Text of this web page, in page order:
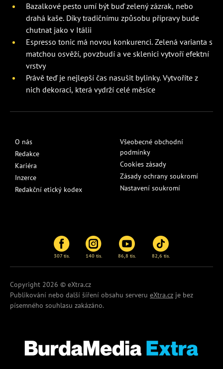
Bazalkové pesto umí být buď zelený zázrak, nebo
drahá kaše. Díky tradičnímu způsobu přípravy bude
chutnat jako v Itálii
Espresso tonic má novou konkurenci. Zelená varianta s
matchou osvěží, povzbudí a ve sklenici vytvoří efektní
vrstvy
Právě teď je nejlepší čas nasušit bylinky. Vytvoříte z
nich dekoraci, která vydrží celé měsíce
O nás
Redakce
Kariéra
Inzerce
Redakční etický kodex
Všeobecné obchodní
podmínky
Cookies zásady
Zásady ochrany soukromí
Nastavení soukromí
307 tis. 140 tis. 86,8 tis. 82,6 tis.
Copyright 2026 © eXtra.cz
Publikování nebo další šíření obsahu serveru eXtra.cz je bez
písemného souhlasu zakázáno.